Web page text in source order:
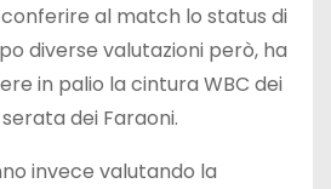
al match lo status di
diverse valutazioni però, ha
in palio la cintura WBC dei
dei Faraoni.
invece valutando la